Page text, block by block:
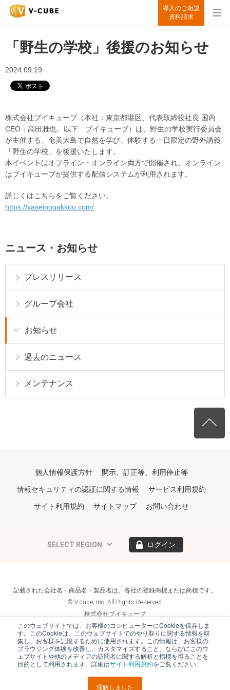
このウェブサイトでは、お客様のコンピューターにCookieを保存しま
す。このCookieは、このウェブサイトでのやり取りに関する情報を収
集し、お客様を記憶するために使用されます。この情報は、お客様の
ブラウジング体験を改善し、カスタマイズすること、ならびにこのウ
ェブサイトや他のメディアの訪問者に関する解析と指標を得ることを
目的として利用されます。詳細はサイト利用規約をご覧ください。
理解しました
導入のご相談
資料請求
「野生の学校」後援のお知らせ
2024.09.19
株式会社ブイキューブ（本社：東京都港区、代表取締役社長 国内
CEO：高田雅也、以下 ブイキューブ）は、野生の学校実行委員会
が主催する、奄美大島で自然を学び、体験する一日限定の野外講義
「野生の学校」を後援いたします。
本イベントはオフライン・オンライン両方で開催され、オンライン
はブイキューブが提供する配信システムが利用されます。
詳しくはこちらをご覧ください。
https://yaseinogakkou.com/
ニュース・お知らせ
プレスリリース
グループ会社
お知らせ
過去のニュース
メンテナンス
個人情報保護方針 開示、訂正等、利用停止等
情報セキュリティの認証に関する情報 サービス利用規約
サイト利用規約 サイトマップ お問い合わせ
SELECT REGION ログイン
記載された会社名・商品名・製品名は、各社の登録商標または商標です。
© V-cube, Inc. All Rights Reserved.
株式会社ブイキューブ
Follow Us